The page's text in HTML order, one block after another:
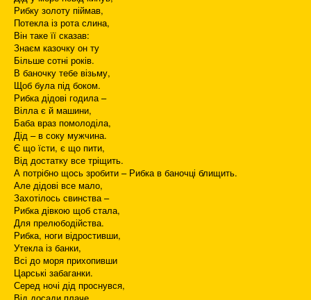
Рибку золоту піймав,
Потекла із рота слина,
Він таке її сказав:
Знаєм казочку он ту
Більше сотні років.
В баночку тебе візьму,
Щоб була під боком.
Рибка дідові годила –
Вілла є й машини,
Баба враз помолоділа,
Дід – в соку мужчина.
Є що їсти, є що пити,
Від достатку все тріщить.
А потрібно щось зробити – Рибка в баночці блищить.
Але дідові все мало,
Захотілось свинства –
Рибка дівкою щоб стала,
Для прелюбодійства.
Рибка, ноги відростивши,
Утекла із банки,
Всі до моря прихопивши
Царські забаганки.
Серед ночі дід проснувся,